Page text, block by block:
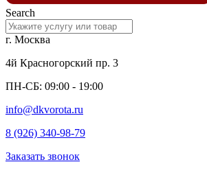
Search
г. Москва
4й Красногорский пр. 3
ПН-СБ: 09:00 - 19:00
info@dkvorota.ru
8 (926) 340-98-79
Заказать звонок